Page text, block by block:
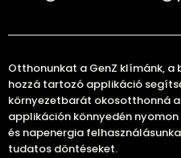
Otthonunkat a GenZ klímánk, a
hozzá tartozó applikáció
környezetbarát okosotthonná
applikáción könnyedén
és napenergia
tudatos döntéseket.